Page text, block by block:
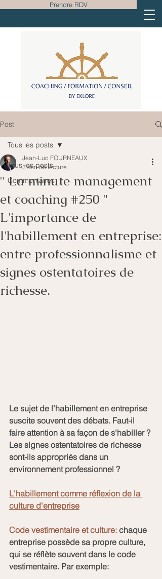
Prendre RDV
Post
Tous les posts
Commentaires
Tous les posts
" La minute management
et coaching #250 "
L'importance de
l'habillement en entreprise:
entre professionnalisme et
signes ostentatoires de
richesse.
Jean-Luc FOURNEAUX
3 min de lecture
Le sujet de l'habillement en entreprise
suscite souvent des débats. Faut-il
faire attention à sa façon de s'habiller ?
Les signes ostentatoires de richesse
sont-ils appropriés dans un
environnement professionnel ?
L'habillement comme réflexion de la
culture d'entreprise
Code vestimentaire et culture: chaque
entreprise possède sa propre culture,
qui se réflète souvent dans le code
vestimentaire. Par exemple: